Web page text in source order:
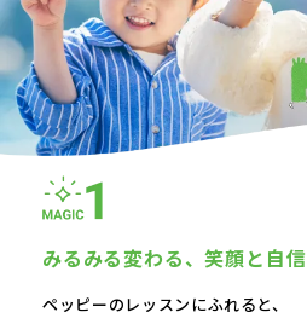
みるみる変わる、笑顔と自信
ペッピーのレッスンにふれると、